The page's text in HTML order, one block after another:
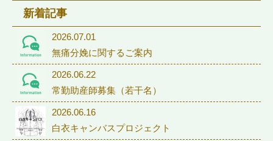
新着記事
2026.07.01
無痛分娩に関するご案内
2026.06.22
常勤助産師募集（若干名）
2026.06.16
白衣キャンバスプロジェクト